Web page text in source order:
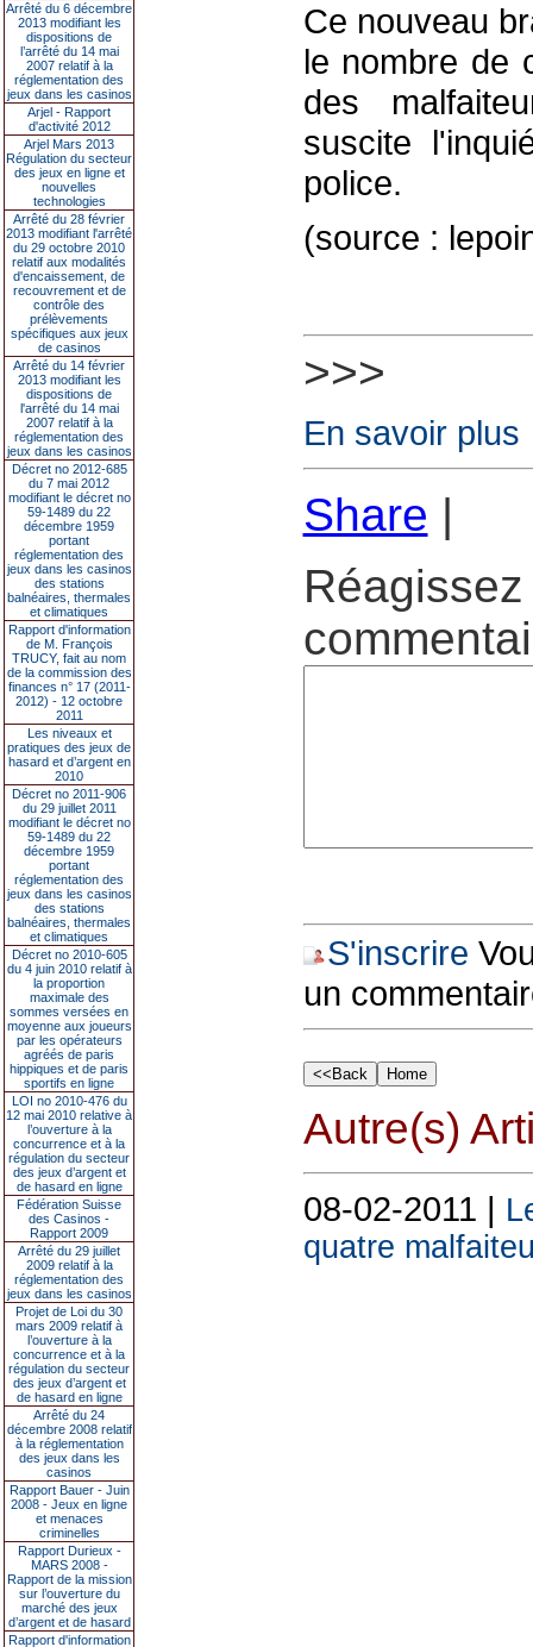
Arrêté du 6 décembre
2013 modifiant les
dispositions de
l’arrêté du 14 mai
2007 relatif à la
réglementation des
jeux dans les casinos
Arjel - Rapport
d'activité 2012
Arjel Mars 2013
Régulation du secteur
des jeux en ligne et
nouvelles
technologies
Arrêté du 28 février
2013 modifiant l'arrêté
du 29 octobre 2010
relatif aux modalités
d'encaissement, de
recouvrement et de
contrôle des
prélèvements
spécifiques aux jeux
de casinos
Arrêté du 14 février
2013 modifiant les
dispositions de
l'arrêté du 14 mai
2007 relatif à la
réglementation des
jeux dans les casinos
Décret no 2012-685
du 7 mai 2012
modifiant le décret no
59-1489 du 22
décembre 1959
portant
réglementation des
jeux dans les casinos
des stations
balnéaires, thermales
et climatiques
Rapport d'information
de M. François
TRUCY, fait au nom
de la commission des
finances n° 17 (2011-
2012) - 12 octobre
2011
Les niveaux et
pratiques des jeux de
hasard et d’argent en
2010
Décret no 2011-906
du 29 juillet 2011
modifiant le décret no
59-1489 du 22
décembre 1959
portant
réglementation des
jeux dans les casinos
des stations
balnéaires, thermales
et climatiques
Décret no 2010-605
du 4 juin 2010 relatif à
la proportion
maximale des
sommes versées en
moyenne aux joueurs
par les opérateurs
agréés de paris
hippiques et de paris
sportifs en ligne
LOI no 2010-476 du
12 mai 2010 relative à
l’ouverture à la
concurrence et à la
régulation du secteur
des jeux d’argent et
de hasard en ligne
Fédération Suisse
des Casinos -
Rapport 2009
Arrêté du 29 juillet
2009 relatif à la
réglementation des
jeux dans les casinos
Projet de Loi du 30
mars 2009 relatif à
l’ouverture à la
concurrence et à la
régulation du secteur
des jeux d’argent et
de hasard en ligne
Arrêté du 24
décembre 2008 relatif
à la réglementation
des jeux dans les
casinos
Rapport Bauer - Juin
2008 - Jeux en ligne
et menaces
criminelles
Rapport Durieux -
MARS 2008 -
Rapport de la mission
sur l’ouverture du
marché des jeux
d’argent et de hasard
Rapport d'information
Ce nouveau
le nombre de
des
suscite
police.
(source :
>>>
En savoir plus
Share |
S'inscrire
un
Autre(s)
08-02-2011 |
quatre